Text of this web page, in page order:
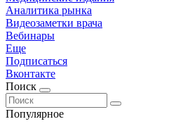
Аналитика рынка
Видеозаметки врача
Вебинары
Еще
Подписаться
Вконтакте
Поиск
Популярное